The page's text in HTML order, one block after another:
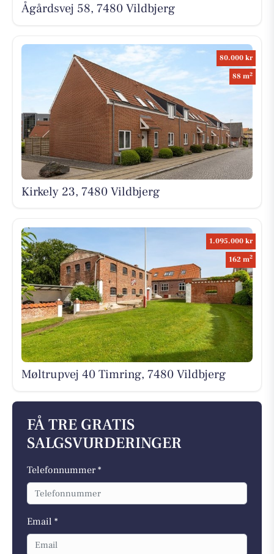
Ågårdsvej 58, 7480 Vildbjerg
80.000 kr
88 m2
Kirkely 23, 7480 Vildbjerg
1.095.000 kr
162 m2
Møltrupvej 40 Timring, 7480 Vildbjerg
FÅ TRE GRATIS
SALGSVURDERINGER
Telefonnummer *
Email *